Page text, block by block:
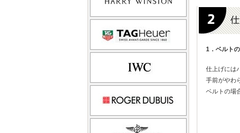
1．ベルト
仕上げには
手前がやわ
ベルトの場